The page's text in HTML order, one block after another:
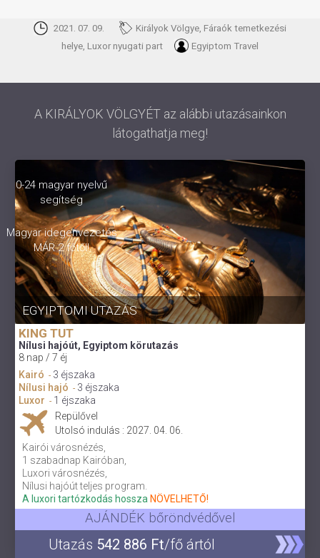
2021. 07. 09.
Királyok Völgye, Fáraók temetkezési
helye, Luxor nyugati part
Egyiptom Travel
A KIRÁLYOK VÖLGYÉT az alábbi utazásainkon
látogathatja meg!
EGYIPTOMI UTAZÁS
0-24 magyar nyelvű
segítség
Magyar idegenvezetés
MÁR 2 főtől!
KING TUT
Nílusi hajóút, Egyiptom körutazás
8 nap / 7 éj
Kairó - 3 éjszaka
Nílusi hajó - 3 éjszaka
Luxor - 1 éjszaka
Repülővel
Utolsó indulás : 2027. 04. 06.
Kairói városnézés,
1 szabadnap Kairóban,
Luxori városnézés,
Nílusi hajóút teljes program.
A luxori tartózkodás hossza NÖVELHETŐ!
AJÁNDÉK bőröndvédővel
Utazás 542 886 Ft/fő ártól